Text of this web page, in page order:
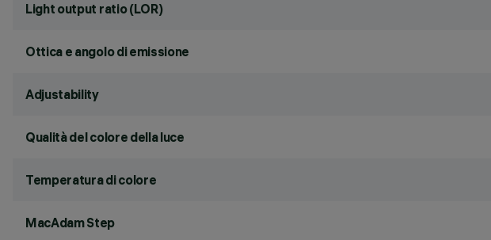
Light output ratio (LOR)
Ottica e angolo di emissione
Adjustability
Qualità del colore della luce
Temperatura di colore
MacAdam Step